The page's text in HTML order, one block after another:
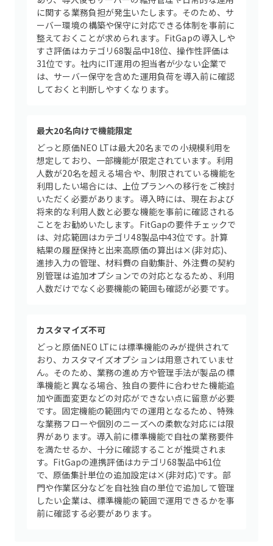
に関する業務負担が発生いたします。そのため、サ
ーバー環境の構築や保守に対応できる体制を事前に
整えておくことが求められます。FitGapの導入しや
すさ評価はカテゴリ68製品中18位、操作性評価は
31位です。社内にIT運用の担当者が少ない企業で
は、サーバー保守を含めた運用負荷を導入前に確認
しておくと判断しやすくなります。
最大20名向けで機能限定
どっと原価NEO LTは最大20名までの小規模利用を
想定しており、一部機能が限定されています。利用
人数が20名を超える場合や、制限されている機能を
利用したい場合には、上位プランへの移行をご検討
いただく必要があります。導入時には、現在および
将来的な利用人数と必要な機能を事前に確認される
ことをお勧めいたします。FitGapの要件チェックで
は、対応範囲はカテゴリ48製品中43位です。計算
結果の履歴保持と出来高原価の算出は×(非対応)、
進捗入力の管理、材料費の自動集計、外注費の契約
別管理は追加オプションでの対応となるため、利用
人数だけでなく必要機能の範囲も確認が必要です。
カスタマイズ不可
どっと原価NEO LTには標準機能のみが提供されて
おり、カスタマイズオプションは用意されていませ
ん。そのため、業務の進め方や管理手法が製品の標
準機能と異なる場合、独自の要件に合わせた機能追
加や画面変更などの対応ができない点に留意が必要
です。固定機能の範囲内での運用となるため、特殊
な業務フローや個別のニーズへの柔軟な対応には限
界があります。導入前に標準機能で自社の業務要件
を満たせるか、十分に確認することが推奨されま
す。FitGapの連携評価はカテゴリ68製品中61位
で、原価集計単位の追加設定は×(非対応)です。部
門や作業区分などを自社独自の単位で追加して管理
したい企業は、標準機能の範囲で運用できるかを事
前に確認する必要があります。